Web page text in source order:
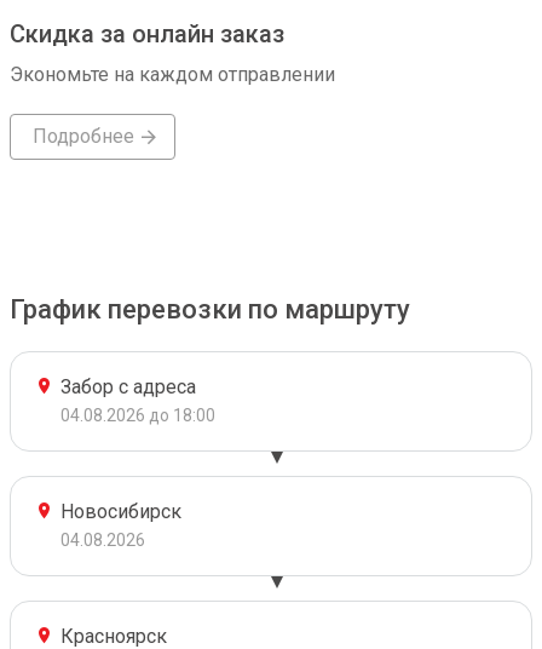
Скидка за онлайн заказ
Экономьте на каждом отправлении
Подробнее
График перевозки по маршруту
Забор с адреса
04.08.2026 до 18:00
Новосибирск
04.08.2026
Красноярск